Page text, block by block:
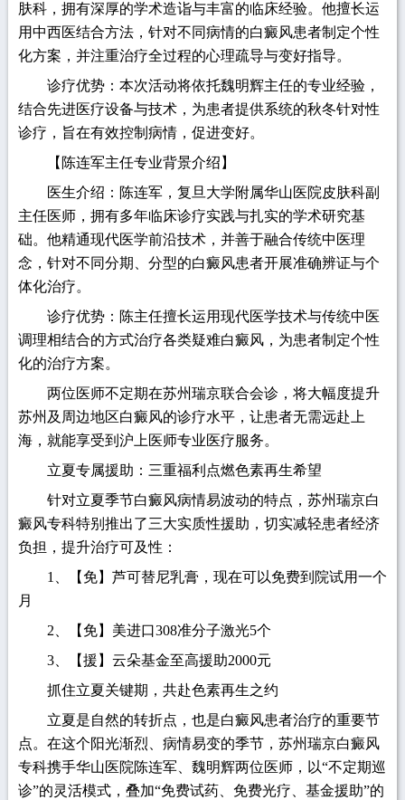
肤科，拥有深厚的学术造诣与丰富的临床经验。他擅长运
用中西医结合方法，针对不同病情的白癜风患者制定个性
化方案，并注重治疗全过程的心理疏导与变好指导。
诊疗优势：本次活动将依托魏明辉主任的专业经验，
结合先进医疗设备与技术，为患者提供系统的秋冬针对性
诊疗，旨在有效控制病情，促进变好。
【陈连军主任专业背景介绍】
医生介绍：陈连军，复旦大学附属华山医院皮肤科副
主任医师，拥有多年临床诊疗实践与扎实的学术研究基
础。他精通现代医学前沿技术，并善于融合传统中医理
念，针对不同分期、分型的白癜风患者开展准确辨证与个
体化治疗。
诊疗优势：陈主任擅长运用现代医学技术与传统中医
调理相结合的方式治疗各类疑难白癜风，为患者制定个性
化的治疗方案。
两位医师不定期在苏州瑞京联合会诊，将大幅度提升
苏州及周边地区白癜风的诊疗水平，让患者无需远赴上
海，就能享受到沪上医师专业医疗服务。
立夏专属援助：三重福利点燃色素再生希望
针对立夏季节白癜风病情易波动的特点，苏州瑞京白
癜风专科特别推出了三大实质性援助，切实减轻患者经济
负担，提升治疗可及性：
1、【免】芦可替尼乳膏，现在可以免费到院试用一个
月
2、【免】美进口308准分子激光5个
3、【援】云朵基金至高援助2000元
抓住立夏关键期，共赴色素再生之约
立夏是自然的转折点，也是白癜风患者治疗的重要节
点。在这个阳光渐烈、病情易变的季节，苏州瑞京白癜风
专科携手华山医院陈连军、魏明辉两位医师，以“不定期巡
诊”的灵活模式，叠加“免费试药、免费光疗、基金援助”的